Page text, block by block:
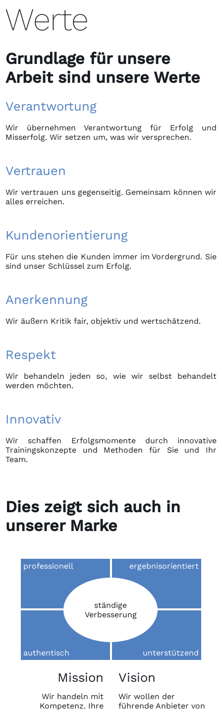
Werte
Grundlage für unsere
Arbeit sind unsere Werte
Verantwortung
Wir übernehmen Verantwortung für Erfolg und
Misserfolg. Wir setzen um, was wir versprechen.
Vertrauen
Wir vertrauen uns gegenseitig. Gemeinsam können wir
alles erreichen.
Kundenorientierung
Für uns stehen die Kunden immer im Vordergrund. Sie
sind unser Schlüssel zum Erfolg.
Anerkennung
Wir äußern Kritik fair, objektiv und wertschätzend.
Respekt
Wir behandeln jeden so, wie wir selbst behandelt
werden möchten.
Innovativ
Wir schaffen Erfolgsmomente durch innovative
Trainingskonzepte und Methoden für Sie und Ihr
Team.
Dies zeigt sich auch in
unserer Marke
professionell ergebnisorientiert
authentisch unterstützend
ständige
Verbesserung
Mission
Wir handeln mit
Kompetenz. Ihre
Vision
Wir wollen der
führende Anbieter von